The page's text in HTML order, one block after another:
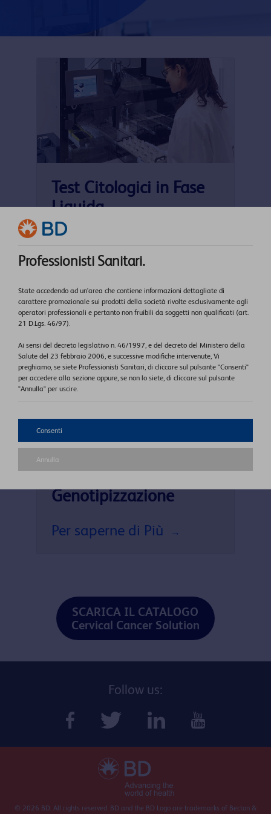
Professionisti Sanitari.
State accedendo ad un'area che contiene informazioni dettagliate di
carattere promozionale sui prodotti della società rivolte esclusivamente agli
operatori professionali e pertanto non fruibili da soggetti non qualificati (art.
21 D.Lgs. 46/97).
Ai sensi del decreto legislativo n. 46/1997, e del decreto del Ministero della
Salute del 23 febbraio 2006, e successive modifiche intervenute, Vi
preghiamo, se siete Professionisti Sanitari, di cliccare sul pulsante "Consenti"
per accedere alla sezione oppure, se non lo siete, di cliccare sul pulsante
"Annulla" per uscire.
Consenti
Annulla
Test Citologici in Fase
Liquida
Per saperne di Più
Test Molecolare per
HPV con
Genotipizzazione
Per saperne di Più →
SCARICA IL CATALOGO
Cervical Cancer Solution
Follow us:
© 2026 BD. All rights reserved. BD and the BD Logo are trademarks of Becton &